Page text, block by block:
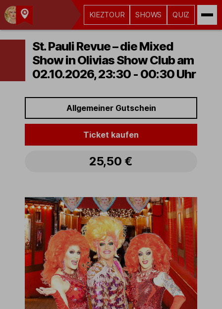
Kult-
Kieztouren
Hamburg
KIEZTOUR SHOWS QUIZ
St. Pauli Revue – die Mixed
Show in Olivias Show Club am
02.10.2026, 23:30 - 00:30 Uhr
Allgemeiner Gutschein
Ticket kaufen
25,50 €